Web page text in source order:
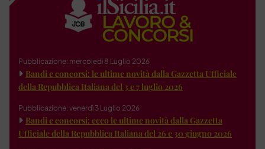
Pubblicazione: mercoledì 8 Luglio 2026
Bandi e concorsi: le ultime novità dalla Gazzetta Ufficiale
della Repubblica Italiana del 3 e 7 luglio 2026
Pubblicazione: venerdì 3 Luglio 2026
Bandi e concorsi: ecco le ultime novità dalla Gazzetta
Ufficiale della Repubblica Italiana del 26 e 30 giugno 2026